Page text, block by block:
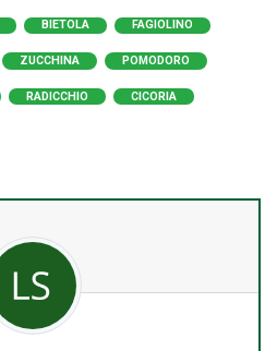
BIETOLA FAGIOLINO
ZUCCHINA POMODORO
RADICCHIO CICORIA